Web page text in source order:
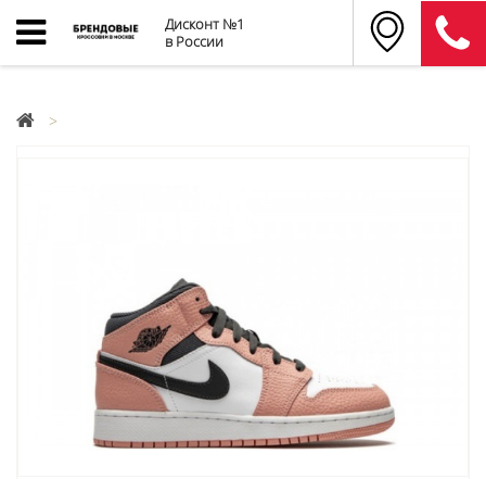
Дисконт №1
в России